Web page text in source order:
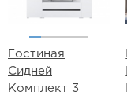
Гостиная
Сидней
Комплект 3